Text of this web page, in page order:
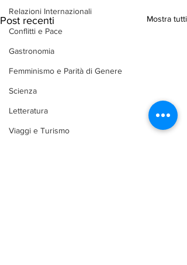
Relazioni Internazionali
Conflitti e Pace
Gastronomia
Femminismo e Parità di Genere
Scienza
Letteratura
Viaggi e Turismo
Post recenti Mostra tutti